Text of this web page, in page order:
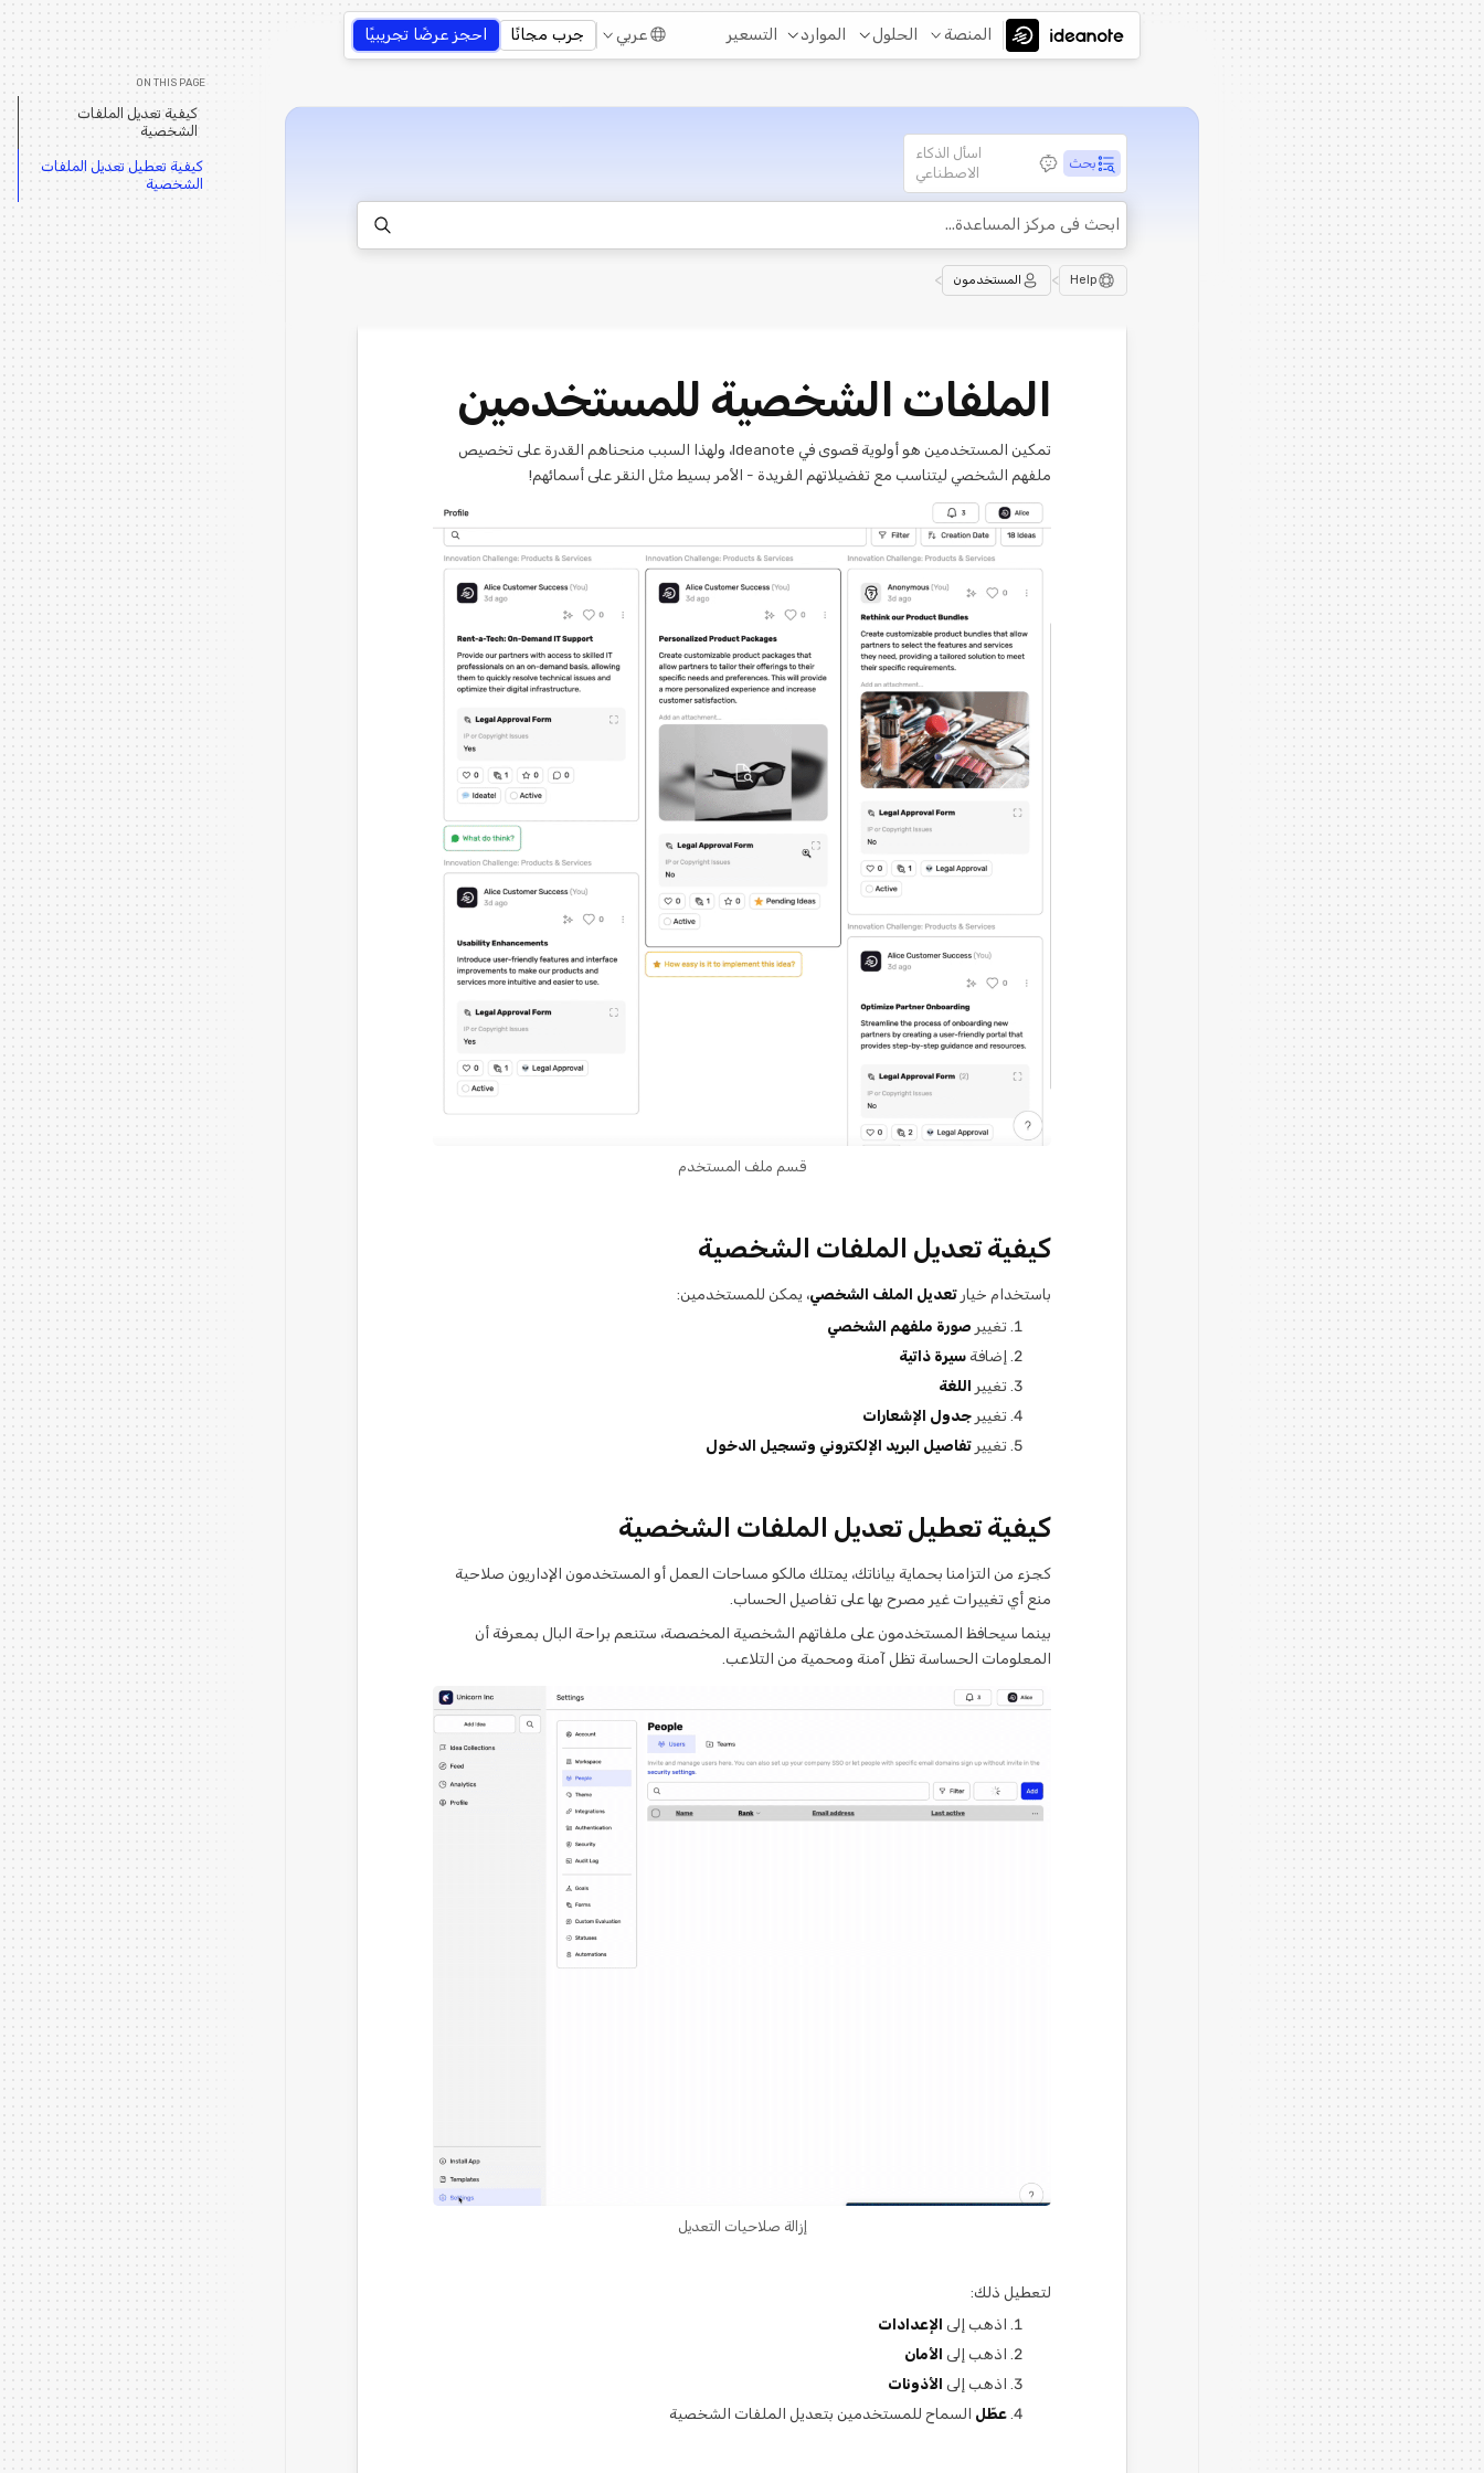
المنصة الحلول الموارد التسعير عربي جرب مجانًا احجز عرضًا تجريبيًا
ON THIS PAGE
كيفية تعديل الملفات
الشخصية
كيفية تعطيل تعديل الملفات
الشخصية
بحث
اسأل الذكاء
الاصطناعي
Help
> المستخدمون >
الملفات الشخصية للمستخدمين
تمكين المستخدمين هو أولوية قصوى في Ideanote، ولهذا السبب منحناهم القدرة على تخصيص
ملفهم الشخصي ليتناسب مع تفضيلاتهم الفريدة - الأمر بسيط مثل النقر على أسمائهم!
قسم ملف المستخدم
كيفية تعديل الملفات الشخصية
باستخدام خيار تعديل الملف الشخصي، يمكن للمستخدمين:
تغيير صورة ملفهم الشخصي
إضافة سيرة ذاتية
تغيير اللغة
تغيير جدول الإشعارات
تغيير تفاصيل البريد الإلكتروني وتسجيل الدخول
كيفية تعطيل تعديل الملفات الشخصية
كجزء من التزامنا بحماية بياناتك، يمتلك مالكو مساحات العمل أو المستخدمون الإداريون صلاحية
منع أي تغييرات غير مصرح بها على تفاصيل الحساب.
بينما سيحافظ المستخدمون على ملفاتهم الشخصية المخصصة، ستنعم براحة البال بمعرفة أن
المعلومات الحساسة تظل آمنة ومحمية من التلاعب.
إزالة صلاحيات التعديل
لتعطيل ذلك:
اذهب إلى الإعدادات
اذهب إلى الأمان
اذهب إلى الأذونات
عطّل السماح للمستخدمين بتعديل الملفات الشخصية